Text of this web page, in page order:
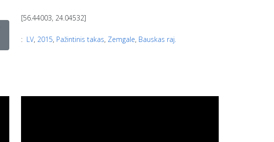
[56.44003, 24.04532]
: LV, 2015, Pažintinis takas, Zemgale, Bauskas raj.